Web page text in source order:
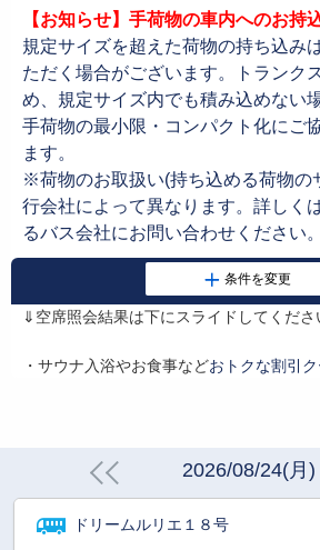
【お知らせ】手荷物の車内へのお持
規定サイズを超えた荷物の持ち込み
ただく場合がございます。トランク
め、規定サイズ内でも積み込めない
手荷物の最小限・コンパクト化にご
ます。
※荷物のお取扱い(持ち込める荷物の
行会社によって異なります。詳しく
るバス会社にお問い合わせください。
⇓空席照会結果は下にスライドしてくださ
・サウナ入浴やお食事などおトクな割引
2026/08/24(月)
ドリームルリエ１８号